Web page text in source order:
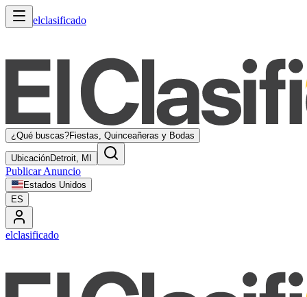
elclasificado
¿Qué buscas?Fiestas, Quinceañeras y Bodas
UbicaciónDetroit, MI
Publicar Anuncio
Estados Unidos
ES
elclasificado